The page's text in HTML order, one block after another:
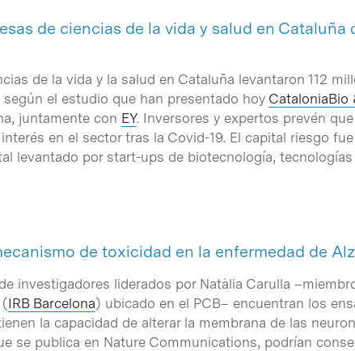
de ciencias de la vida y salud en Cataluña
de la vida y la salud en Cataluña levantaron 112
el estudio que han presentado hoy CataloniaBio
juntamente con EY. Inversores y expertos prevén
en el sector tras la Covid-19. El capital riesgo
levantado por start-ups de biotecnología,
de toxicidad en la enfermedad de
investigadores liderados por Natàlia Carulla
(IRB Barcelona) ubicado en el PCB– encuentran los
la capacidad de alterar la membrana de las
se publica en Nature Communications, podrían